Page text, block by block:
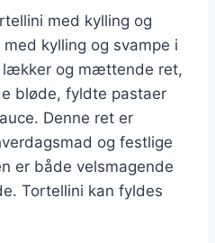
med kylling og
kylling og svampe i
lækker og mættende ret,
bløde, fyldte pastaer
Denne ret er
og festlige
er både velsmagende
Tortellini kan fyldes